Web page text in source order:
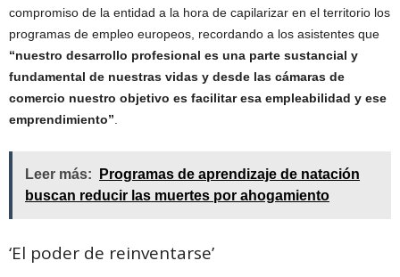
compromiso de la entidad a la hora de capilarizar en el territorio los
programas de empleo europeos, recordando a los asistentes que
“nuestro desarrollo profesional es una parte sustancial y
fundamental de nuestras vidas y desde las cámaras de
comercio nuestro objetivo es facilitar esa empleabilidad y ese
emprendimiento”.
Leer más:
Programas de aprendizaje de natación
buscan reducir las muertes por ahogamiento
‘El poder de reinventarse’